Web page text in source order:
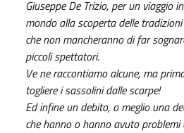
Giuseppe De Trizio, per un viaggio
mondo alla scoperta delle
che non mancheranno di far
piccoli spettatori.
Ve ne raccontiamo alcune, ma
togliere i sassolini dalle scarpe!
Ed infine un debito, o meglio una
che hanno o hanno avuto